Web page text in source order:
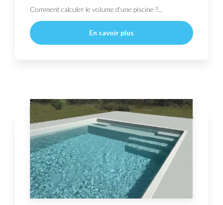
Comment calculer le volume d'une piscine ?...
En savoir plus